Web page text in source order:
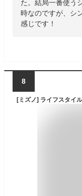
た。結局一番使う
時なのですが、シ
感じです！
8